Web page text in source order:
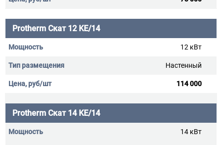
Protherm Скат 12 KE/14
12 кВт
Настенный
114 000
Protherm Скат 14 KE/14
14 кВт